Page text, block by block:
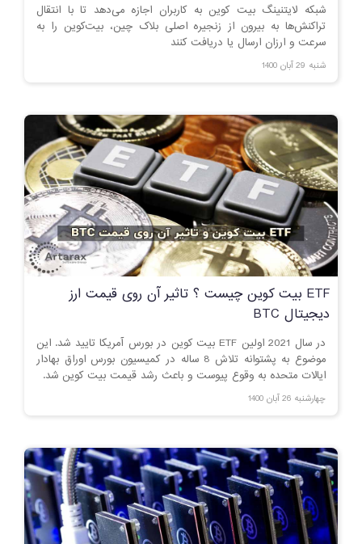
شبکه لایتنینگ بیت کوین به کاربران اجازه می‌دهد تا با انتقال
تراکنش‌ها به بیرون از زنجیره اصلی بلاک چین، بیت‌کوین را به
سرعت و ارزان ارسال یا دریافت کنند
شنبه 29 آبان 1400
ETF بیت کوین چیست ؟ تاثیر آن روی قیمت ارز
دیجیتال BTC
در سال 2021 اولین ETF بیت کوین در بورس آمریکا تایید شد. این
موضوع به پشتوانه تلاش 8 ساله در کمیسیون بورس اوراق بهادار
ایالات متحده به وقوع پیوست و باعث رشد قیمت بیت کوین شد.
چهارشنبه 26 آبان 1400